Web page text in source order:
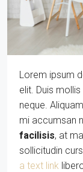
Lorem ipsum
elit. Duis
neque.
mi accumsan
facilisis, at
sollicitudin
a text link